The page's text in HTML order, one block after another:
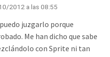
2012 a las 08:55
juzgarlo porque
Me han dicho que sabe
con Sprite ni tan